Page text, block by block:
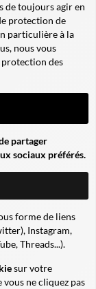
de toujours agir en
protection de
particulière à la
nous vous
des
partager
sociaux préférés.
forme de liens
Instagram,
Threads...).
sur votre
ne cliquez pas